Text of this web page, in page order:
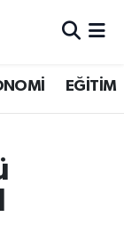
EĞİTİM